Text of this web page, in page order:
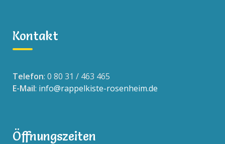
Kontakt
Telefon: 0 80 31 / 463 465
E-Mail: info@rappelkiste-rosenheim.de
Öffnungszeiten